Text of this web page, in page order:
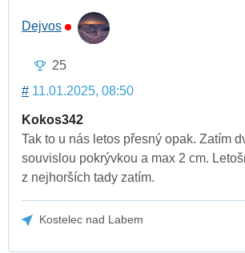
Dejvos
25
# 11.01.2025, 08:50
Kokos342
Tak to u nás letos přesný opak. Zatím
souvislou pokrývkou a max 2 cm.
z nejhorších tady zatím.
Kostelec nad Labem